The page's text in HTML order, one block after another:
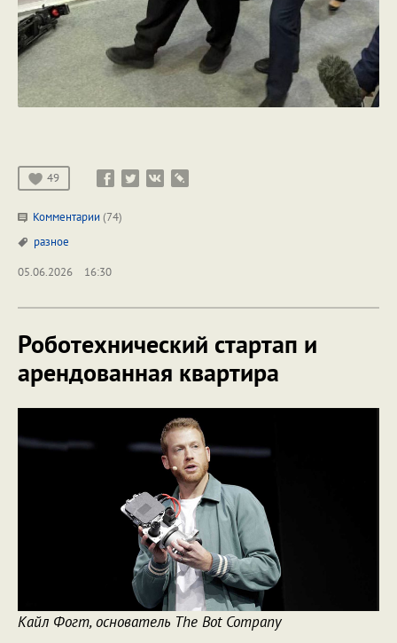
49
Комментарии (74)
разное
05.06.2026
16:30
Роботехнический стартап и
арендованная квартира
Кайл Фогт, основатель The Bot Company